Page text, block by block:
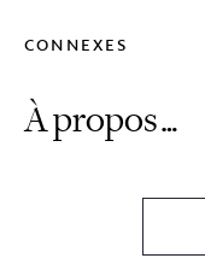
CONNEXES
À propos…